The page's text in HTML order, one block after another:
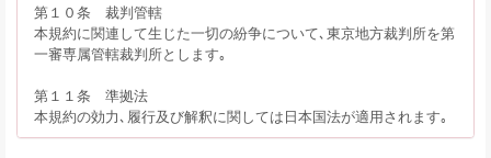
第１０条 裁判管轄
本規約に関連して生じた一切の紛争について､東京地方裁判所を第
一審専属管轄裁判所とします｡
第１１条 準拠法
本規約の効力､履行及び解釈に関しては日本国法が適用されます｡